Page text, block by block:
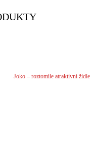
Joko – roztomile atraktivní židle